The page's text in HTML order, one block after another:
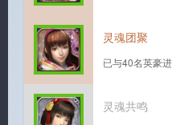
灵魂团聚
已与40名英豪进
灵魂共鸣